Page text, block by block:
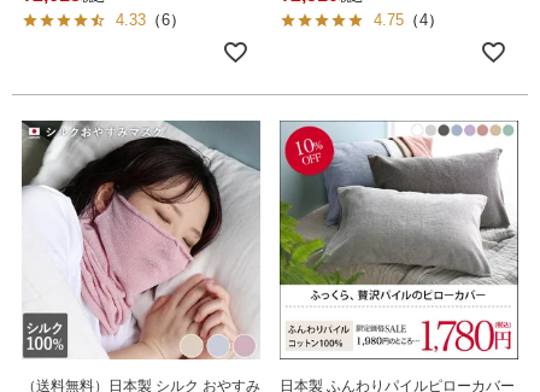
4.33 （6） 4.75 （4）
（送料無料）日本製 シルク おやすみ
日本製 ふんわりパイルピローカバー